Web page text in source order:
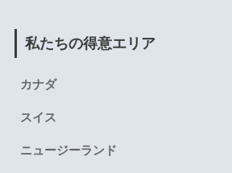
私たちの得意エリア
カナダ
スイス
ニュージーランド